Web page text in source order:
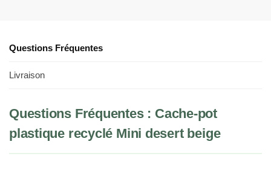
Questions Fréquentes
Livraison
Questions Fréquentes : Cache-pot
plastique recyclé Mini desert beige